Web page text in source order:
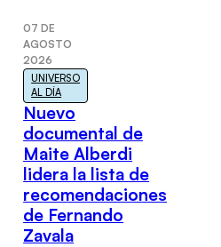
07 DE
AGOSTO
2026
UNIVERSO
AL DÍA
Nuevo
documental de
Maite Alberdi
lidera la lista de
recomendaciones
de Fernando
Zavala